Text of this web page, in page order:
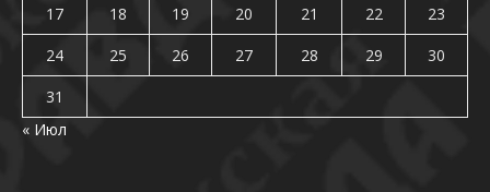
17
18 19 20 21 22
23
24
25 26 27 28 29
30
31
« Июл